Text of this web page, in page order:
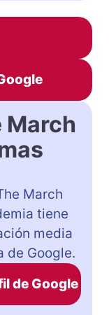
March
March
tiene
media
de Google.
de Google